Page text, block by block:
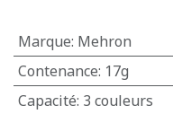
Marque: Mehron
Contenance: 17g
Capacité: 3 couleurs